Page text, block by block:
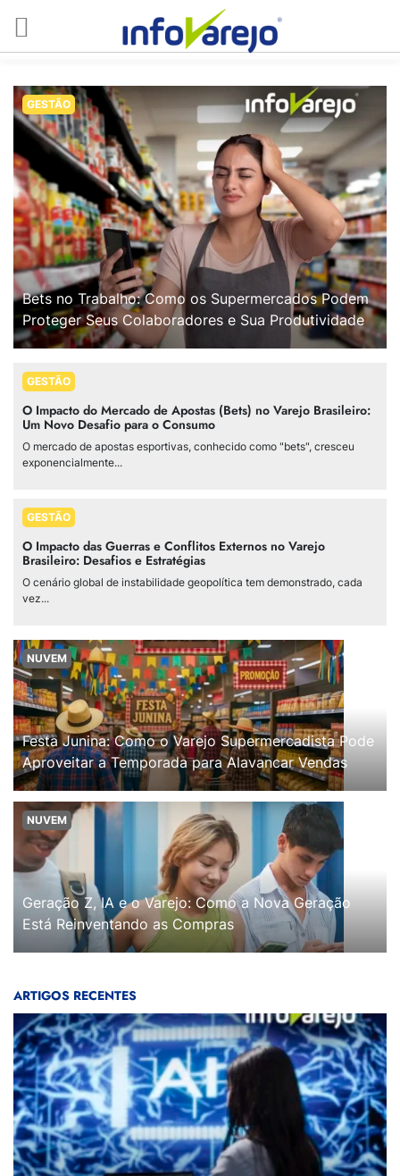
GESTÃO
Bets no Trabalho: Como os Supermercados Podem
Proteger Seus Colaboradores e Sua Produtividade
GESTÃO
O Impacto do Mercado de Apostas (Bets) no Varejo Brasileiro:
Um Novo Desafio para o Consumo
O mercado de apostas esportivas, conhecido como "bets", cresceu
exponencialmente...
GESTÃO
O Impacto das Guerras e Conflitos Externos no Varejo
Brasileiro: Desafios e Estratégias
O cenário global de instabilidade geopolítica tem demonstrado, cada
vez...
NUVEM
Festa Junina: Como o Varejo Supermercadista Pode
Aproveitar a Temporada para Alavancar Vendas
NUVEM
Geração Z, IA e o Varejo: Como a Nova Geração
Está Reinventando as Compras
ARTIGOS RECENTES